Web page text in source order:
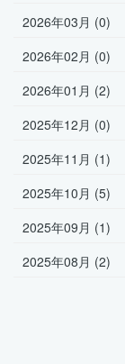
2026年03月 (0)
2026年02月 (0)
2026年01月 (2)
2025年12月 (0)
2025年11月 (1)
2025年10月 (5)
2025年09月 (1)
2025年08月 (2)